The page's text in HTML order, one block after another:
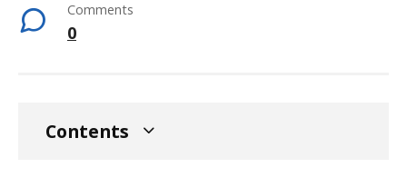
Comments
0
Contents